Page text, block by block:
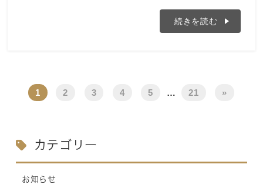
続きを読む
1 2 3 4 5 … 21 »
カテゴリー
お知らせ